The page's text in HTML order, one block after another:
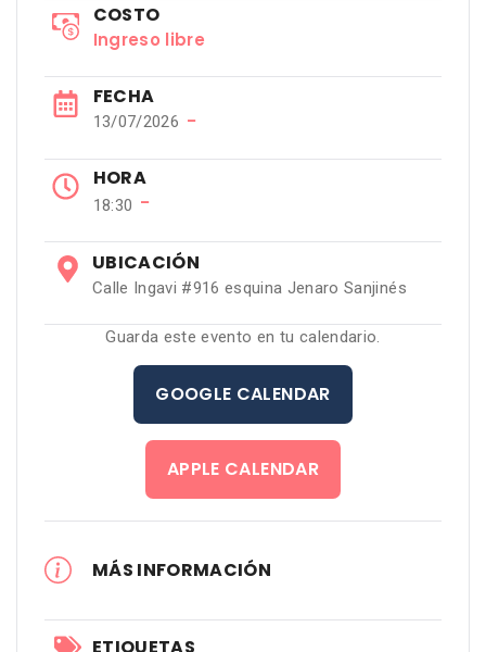
COSTO
Ingreso libre
FECHA
13/07/2026 −
HORA
18:30 −
UBICACIÓN
Calle Ingavi #916 esquina Jenaro Sanjinés
Guarda este evento en tu calendario.
GOOGLE CALENDAR
APPLE CALENDAR
MÁS INFORMACIÓN
ETIQUETAS